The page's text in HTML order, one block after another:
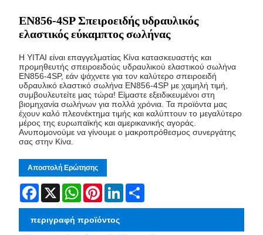
EN856-4SP Σπειροειδής υδραυλικός
ελαστικός εύκαμπτος σωλήνας
Η YITAI είναι επαγγελματίας Κίνα κατασκευαστής και
προμηθευτής σπειροειδούς υδραυλικού ελαστικού σωλήνα
EN856-4SP, εάν ψάχνετε για τον καλύτερο σπειροειδή
υδραυλικό ελαστικό σωλήνα EN856-4SP με χαμηλή τιμή,
συμβουλευτείτε μας τώρα! Είμαστε εξειδικευμένοι στη
βιομηχανία σωλήνων για πολλά χρόνια. Τα προϊόντα μας
έχουν καλό πλεονέκτημα τιμής και καλύπτουν το μεγαλύτερο
μέρος της ευρωπαϊκής και αμερικανικής αγοράς.
Ανυπομονούμε να γίνουμε ο μακροπρόθεσμος συνεργάτης
σας στην Κίνα.
Αποστολή Ερώτησης
Facebook
X WhatsAppPinterestLinkedIn
περιγραφή προϊόντος